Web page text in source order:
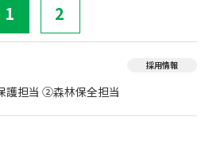
1 2
採用情報
護担当 ②森林保全担当